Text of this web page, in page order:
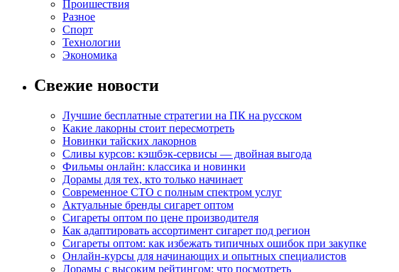
Проишествия
Разное
Спорт
Технологии
Экономика
Свежие новости
Лучшие бесплатные стратегии на ПК на русском
Какие лакорны стоит пересмотреть
Новинки тайских лакорнов
Сливы курсов: кэшбэк-сервисы — двойная выгода
Фильмы онлайн: классика и новинки
Дорамы для тех, кто только начинает
Современное СТО с полным спектром услуг
Актуальные бренды сигарет оптом
Сигареты оптом по цене производителя
Как адаптировать ассортимент сигарет под регион
Сигареты оптом: как избежать типичных ошибок при закупке
Онлайн-курсы для начинающих и опытных специалистов
Дорамы с высоким рейтингом: что посмотреть